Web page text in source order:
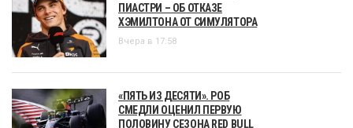
ПИАСТРИ – ОБ ОТКАЗЕ
ХЭМИЛТОНА ОТ СИМУЛЯТОРА
Вчера в 17:58
«ПЯТЬ ИЗ ДЕСЯТИ». РОБ
СМЕДЛИ ОЦЕНИЛ ПЕРВУЮ
ПОЛОВИНУ СЕЗОНА RED BULL